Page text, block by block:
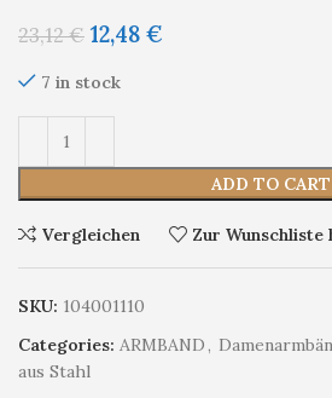
23,12€ 12,48 €
7 in stock
ADD TO CART
Vergleichen Zur Wunschliste
SKU: 104001110
Categories: ARMBAND,
aus Stahl